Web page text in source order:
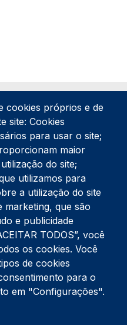
da Nazaré
cookies próprios e de
site: Cookies
para usar o site;
maior
do site;
utilizamos para
a utilização do site
marketing, que são
e publicidade
TODOS”, você
os cookies. Você
de cookies
para o
em "Configurações".